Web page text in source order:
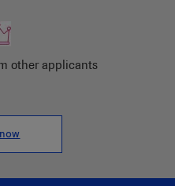
other applicants